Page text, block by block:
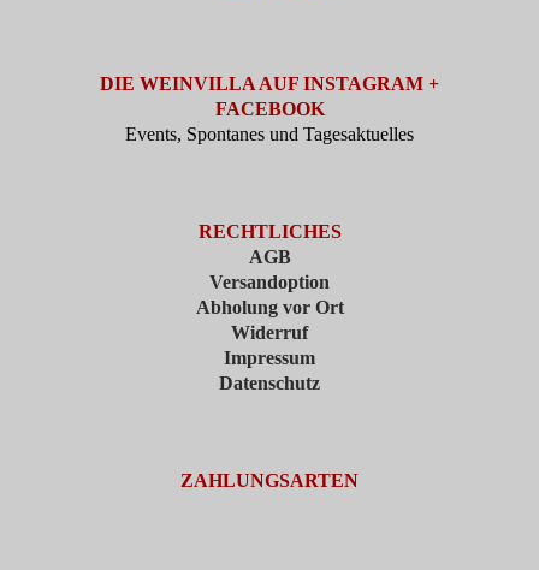
DIE WEINVILLA AUF INSTAGRAM +
FACEBOOK
Events, Spontanes und Tagesaktuelles
RECHTLICHES
AGB
Versandoption
Abholung vor Ort
Widerruf
Impressum
Datenschutz
ZAHLUNGSARTEN